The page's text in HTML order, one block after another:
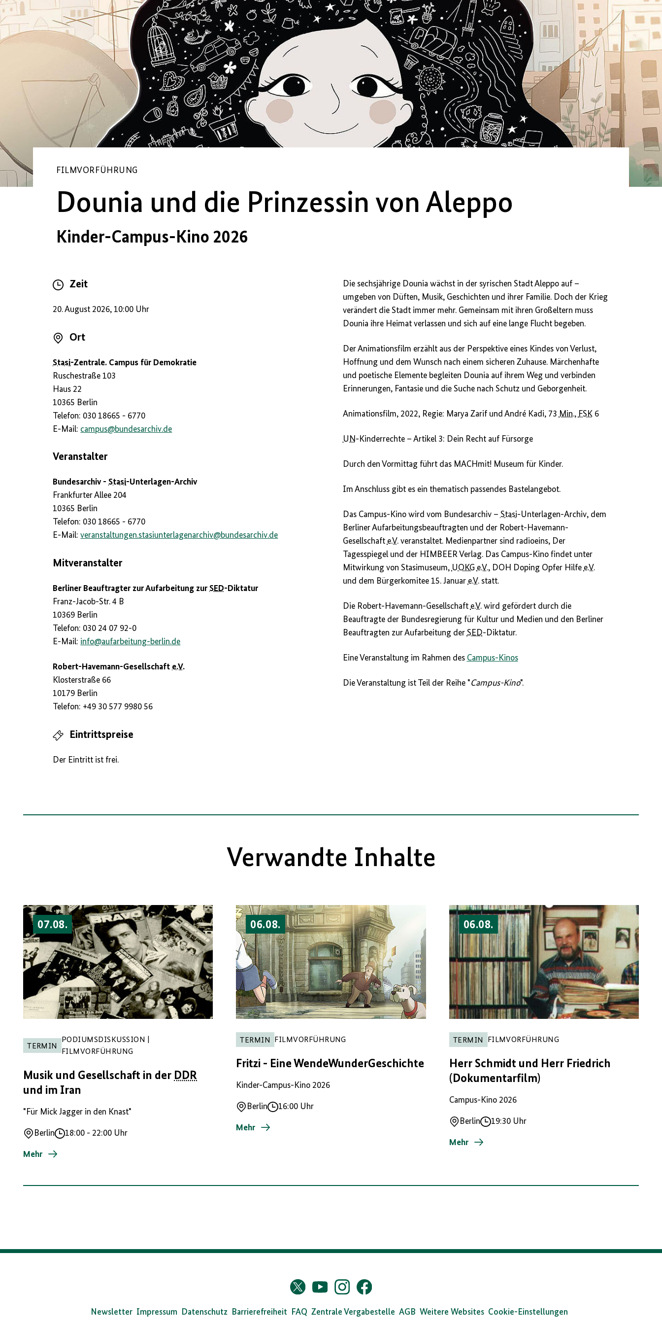
FILMVORFÜHRUNG
Dounia und die Prinzessin von Aleppo
Kinder-Campus-Kino 2026
Zeit
20. August 2026, 10:00 Uhr
Ort
Stasi-Zentrale. Campus für Demokratie
Ruschestraße 103
Haus 22
10365 Berlin
Telefon: 030 18665 - 6770
E-Mail: campus@bundesarchiv.de
Veranstalter
Bundesarchiv - Stasi-Unterlagen-Archiv
Frankfurter Allee 204
10365 Berlin
Telefon: 030 18665 - 6770
E-Mail:veranstaltungen.stasiunterlagenarchiv@bundesarchiv.de
Mitveranstalter
Berliner Beauftragter zur Aufarbeitung zur SED-Diktatur
Franz-Jacob-Str. 4 B
10369 Berlin
Telefon: 030 24 07 92-0
E-Mail: info@aufarbeitung-berlin.de
Robert-Havemann-Gesellschaft e.V.
Klosterstraße 66
10179 Berlin
Telefon: +49 30 577 9980 56
Eintrittspreise
Der Eintritt ist frei.
Die sechsjährige Dounia wächst in der syrischen Stadt Aleppo auf –
umgeben von Düften, Musik, Geschichten und ihrer Familie. Doch der Krieg
verändert die Stadt immer mehr. Gemeinsam mit ihren Großeltern muss
Dounia ihre Heimat verlassen und sich auf eine lange Flucht begeben.
Der Animationsfilm erzählt aus der Perspektive eines Kindes von Verlust,
Hoffnung und dem Wunsch nach einem sicheren Zuhause. Märchenhafte
und poetische Elemente begleiten Dounia auf ihrem Weg und verbinden
Erinnerungen, Fantasie und die Suche nach Schutz und Geborgenheit.
Animationsfilm, 2022, Regie: Marya Zarif und André Kadi, 73 Min., FSK6
UN -Kinderrechte – Artikel 3: Dein Recht auf Fürsorge
Durch den Vormittag führt das MACHmit! Museum für Kinder.
Im Anschluss gibt es ein thematisch passendes Bastelangebot.
Das Campus-Kino wird vom Bundesarchiv – Stasi-Unterlagen-Archiv, dem
Berliner Aufarbeitungsbeauftragten und der Robert-Havemann-
Gesellschaft e.V.veranstaltet. Medienpartner sind radioeins, Der
Tagesspiegel und der HIMBEER Verlag. Das Campus-Kino findet unter
Mitwirkung von Stasimuseum, UOKG e.V., DOH Doping Opfer Hilfe e.V.
und dem Bürgerkomitee 15. Januar e.V.statt.
Die Robert-Havemann-Gesellschaft e.V.wird gefördert durch die
Beauftragte der Bundesregierung für Kultur und Medien und den Berliner
Beauftragten zur Aufarbeitung der SED-Diktatur.
Eine Veranstaltung im Rahmen des Campus-Kinos
Die Veranstaltung ist Teil der Reihe "Campus-Kino".
Verwandte Inhalte
07.08.
TERMIN
PODIUMSDISKUSSION |
FILMVORFÜHRUNG
Musik und Gesellschaft in der DDR
und im Iran
"Für Mick Jagger in den Knast"
Ort
Berlin
Uhrzeit
18:00 - 22:00 Uhr
Mehr
06.08.
TERMIN FILMVORFÜHRUNG
Fritzi - Eine WendeWunderGeschichte
Kinder-Campus-Kino 2026
Ort
Berlin
Uhrzeit
16:00 Uhr
Mehr
06.08.
TERMIN FILMVORFÜHRUNG
Herr Schmidt und Herr Friedrich
(Dokumentarfilm)
Campus-Kino 2026
Ort
Berlin
Uhrzeit
19:30 Uhr
Mehr
Bundearchiv
Twitter
X
YouTubeInstagramFacebook
Newsletter Impressum Datenschutz Barrierefreiheit FAQ Zentrale Vergabestelle AGB Weitere Websites Cookie-Einstellungen